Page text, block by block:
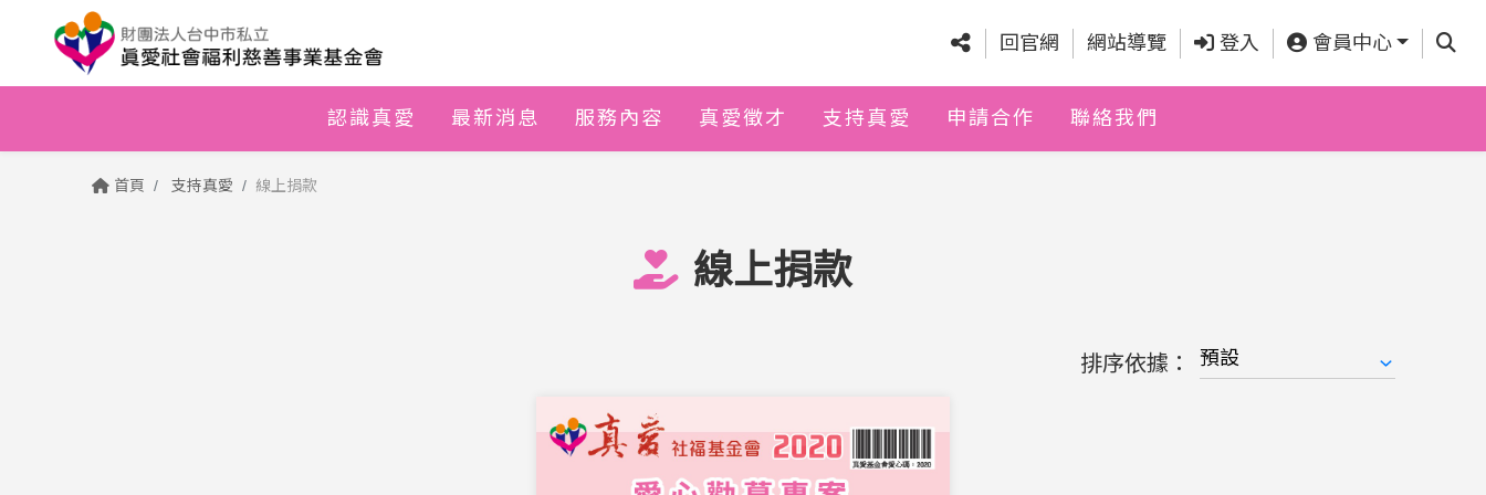
回官網 網站導覽 登入 會員中心 查詢
認識真愛 最新消息 服務內容 真愛徵才 支持真愛 申請合作 聯絡我們
首頁 支持真愛 線上捐款
線上捐款
排序依據：